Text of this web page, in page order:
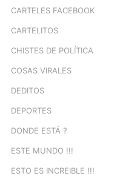
CARTELES FACEBOOK
CARTELITOS
CHISTES DE POLÍTICA
COSAS VIRALES
DEDITOS
DEPORTES
DONDE ESTÁ ?
ESTE MUNDO !!!
ESTO ES INCREIBLE !!!